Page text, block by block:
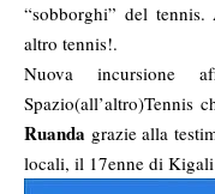
“sobborghi” del
altro tennis!.
Nuova
Spazio(all’altro)Tennis
Ruanda grazie alla
locali, il 17enne di Kigali